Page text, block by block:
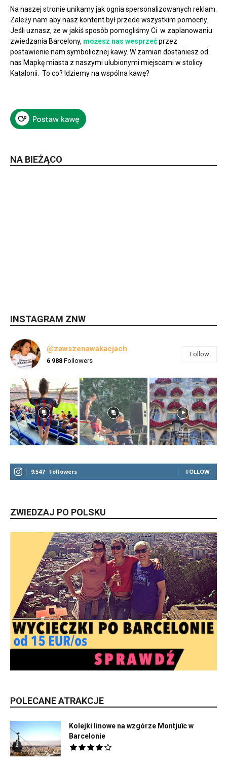
Na naszej stronie unikamy jak ognia spersonalizowanych reklam.
Zależy nam aby nasz kontent był przede wszystkim pomocny.
Jeśli uznasz, że w jakiś sposób pomogliśmy Ci w zaplanowaniu
zwiedzania Barcelony, możesz nas wesprzećprzez
postawienie nam symbolicznej kawy. W zamian dostaniesz od
nas Mapkę miasta z naszymi ulubionymi miejscami w stolicy
Katalonii. To co? Idziemy na wspólna kawę?
NA BIEŻĄCO
INSTAGRAM ZNW
@zawszenawakacjach
6 988 Followers
Follow
9,547 Followers FOLLOW
ZWIEDZAJ PO POLSKU
POLECANE ATRAKCJE
Kolejki linowe na wzgórze Montjuïc w
Barcelonie